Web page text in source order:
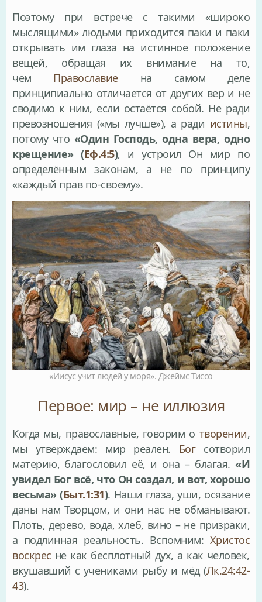
Поэтому при встрече с такими «широко
мыслящими» людьми приходится паки и паки
открывать им глаза на истинное положение
вещей, обращая их внимание на то,
чем Православиена самом деле
принципиально отличается от других вер и не
сводимо к ним, если остаётся собой. Не ради
превозношения («мы лучше»), а ради истины,
потому что «Один Господь, одна вера, одно
крещение» (Еф.4:5), и устроил Он мир по
определённым законам, а не по принципу
«каждый прав по-своему».
«Иисус учит людей у моря». Джеймс Тиссо
Первое: мир – не иллюзия
Когда мы, православные, говорим о творении,
мы утверждаем: мир реален. Богсотворил
материю, благословил её, и она – благая. «И
увидел Бог всё, что Он создал, и вот, хорошо
весьма» (Быт.1:31). Наши глаза, уши, осязание
даны нам Творцом, и они нас не обманывают.
Плоть, дерево, вода, хлеб, вино – не призраки,
а подлинная реальность. Вспомним: Христос
воскрес не как бесплотный дух, а как человек,
вкушавший с учениками рыбу и мёд (Лк.24:42-
43).